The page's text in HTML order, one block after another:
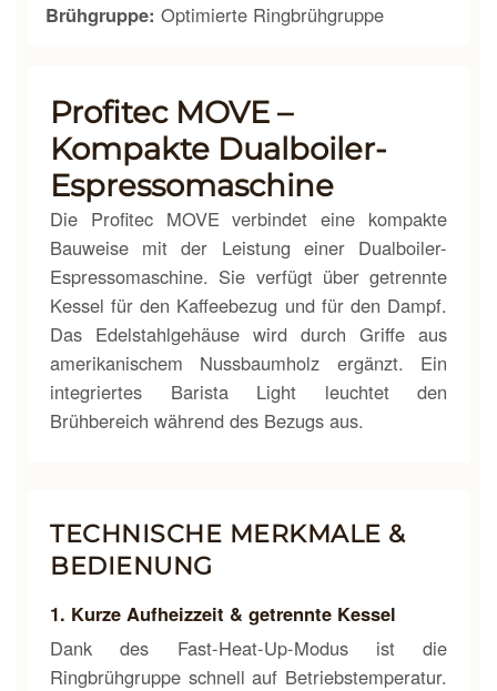
Brühgruppe: Optimierte Ringbrühgruppe
Profitec MOVE –
Kompakte Dualboiler-
Espressomaschine
Die Profitec MOVE verbindet eine kompakte
Bauweise mit der Leistung einer Dualboiler-
Espressomaschine. Sie verfügt über getrennte
Kessel für den Kaffeebezug und für den Dampf.
Das Edelstahlgehäuse wird durch Griffe aus
amerikanischem Nussbaumholz ergänzt. Ein
integriertes Barista Light leuchtet den
Brühbereich während des Bezugs aus.
TECHNISCHE MERKMALE &
BEDIENUNG
1. Kurze Aufheizzeit & getrennte Kessel
Dank des Fast-Heat-Up-Modus ist die
Ringbrühgruppe schnell auf Betriebstemperatur.